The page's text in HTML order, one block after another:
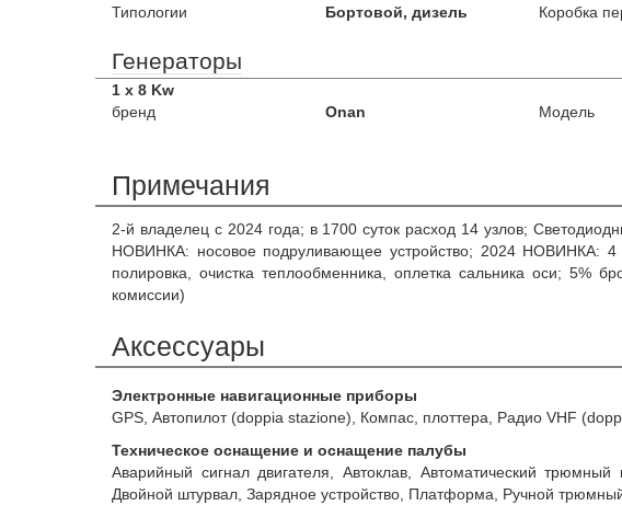
Типологии
Бортовой, дизель Коробка
Генераторы
1 x 8 Kw
бренд
Onan Модель
Примечания
2-й владелец с 2024 года; в 1700 суток расход 14 узлов;
НОВИНКА: носовое подруливающее устройство; 2024 НОВИНКА: 4
полировка, очистка теплообменника, оплетка сальника оси; 5%
комиссии)
Аксессуары
Электронные навигационные приборы
GPS, Автопилот (doppia stazione), Компас, плоттера, Радио VHF
Техническое оснащение и оснащение палубы
Аварийный сигнал двигателя, Автоклав, Автоматический
Двойной штурвал, Зарядное устройство, Платформа, Ручной